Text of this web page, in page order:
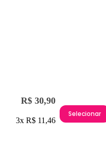
R$ 30,90
3x R$ 11,46
Selecionar